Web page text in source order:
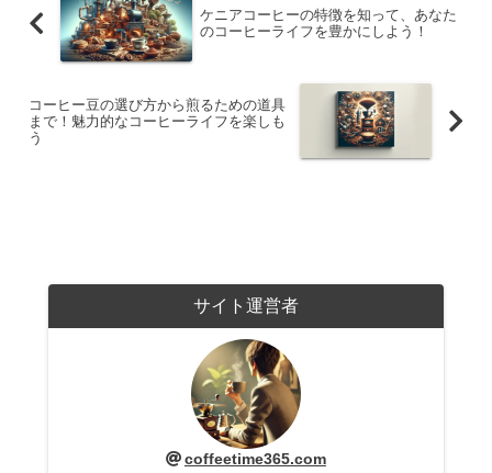
ケニアコーヒーの特徴を知って、あなた
のコーヒーライフを豊かにしよう！
コーヒー豆の選び方から煎るための道具
まで！魅力的なコーヒーライフを楽しも
う
サイト運営者
coffeetime365.com